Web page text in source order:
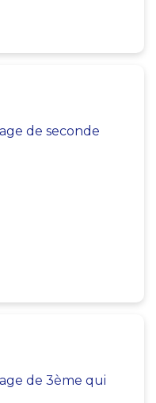
de seconde
de 3ème qui